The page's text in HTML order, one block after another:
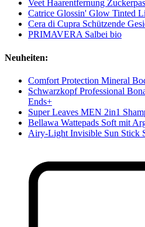
Veet Haarentfernung
Catrice Glossin' Glow Tinted
Cera di Cupra Schützende
PRIMAVERA Salbei bio
Neuheiten:
Comfort Protection Mineral
Schwarzkopf Professional
Ends+
Super Leaves MEN 2in1
Bellawa Wattepads Soft mit
Airy-Light Invisible Sun Stick